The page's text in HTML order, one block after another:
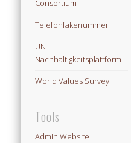
Consortium
Telefonfakenummer
UN
Nachhaltigkeitsplattform
World Values Survey
Tools
Admin Website